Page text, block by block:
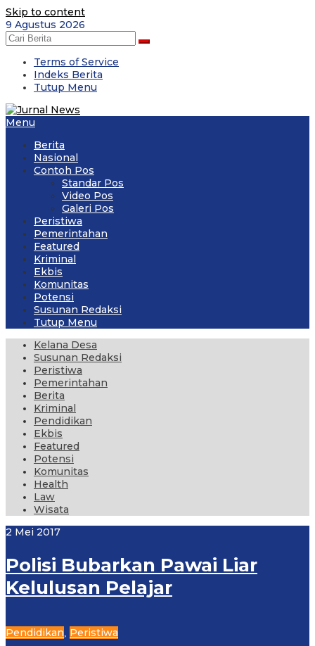
Skip to content
9 Agustus 2026
Terms of Service
Indeks Berita
Tutup Menu
Menu
Berita
Nasional
Contoh Pos
Standar Pos
Video Pos
Galeri Pos
Peristiwa
Pemerintahan
Featured
Kriminal
Ekbis
Komunitas
Potensi
Susunan Redaksi
Tutup Menu
Kelana Desa
Susunan Redaksi
Peristiwa
Pemerintahan
Berita
Kriminal
Pendidikan
Ekbis
Featured
Potensi
Komunitas
Health
Law
Wisata
2 Mei 2017
Polisi Bubarkan Pawai Liar
Kelulusan Pelajar
Pendidikan, Peristiwa